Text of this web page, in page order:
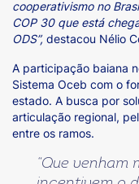
cooperativismo no
COP 30 que está
ODS”, destacou Nélio
A participação baiana
Sistema Oceb com o
estado. A busca por
articulação regional,
entre os ramos.
“Que venham